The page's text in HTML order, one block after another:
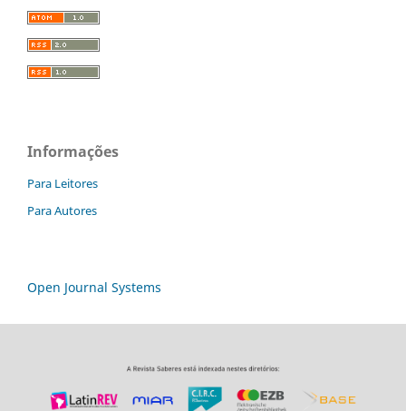
Informações
Para Leitores
Para Autores
Open Journal Systems